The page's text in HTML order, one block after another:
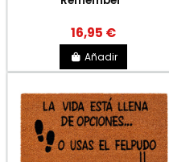
16,95 €
Añadir